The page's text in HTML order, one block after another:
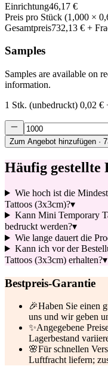
Einrichtung46,17 €
Preis pro Stück (1,000 ×
Gesamtpreis732,13 € +
Samples
Samples are available on
information.
1 Stk. (unbedruckt) 0,02 €
Zum Angebot hinzufügen ·
Häufig gestellte
Wie hoch ist die
Tattoos (3x3cm)?▾
Kann Mini Temporary
bedruckt werden?▾
Wie lange dauert die
Kann ich vor der
Tattoos (3x3cm) erhalten?▾
Bestpreis-Garantie
🎉Haben Sie einen
uns und wir geben
✨Angegebene
Lagerbestand
🌸Für schnellen
Luftfracht liefern;